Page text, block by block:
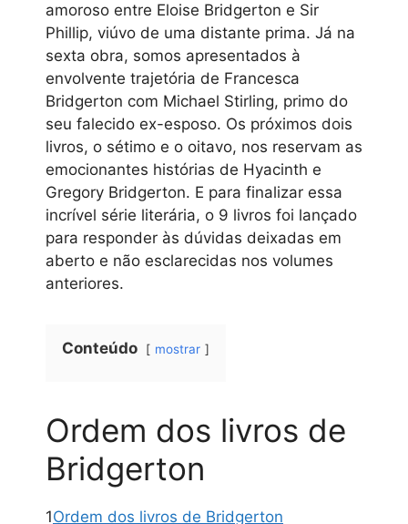
amoroso entre Eloise Bridgerton e Sir
Phillip, viúvo de uma distante prima. Já na
sexta obra, somos apresentados à
envolvente trajetória de Francesca
Bridgerton com Michael Stirling, primo do
seu falecido ex-esposo. Os próximos dois
livros, o sétimo e o oitavo, nos reservam as
emocionantes histórias de Hyacinth e
Gregory Bridgerton. E para finalizar essa
incrível série literária, o 9 livros foi lançado
para responder às dúvidas deixadas em
aberto e não esclarecidas nos volumes
anteriores.
Conteúdo mostrar
Ordem dos livros de
Bridgerton
1Ordem dos livros de Bridgerton